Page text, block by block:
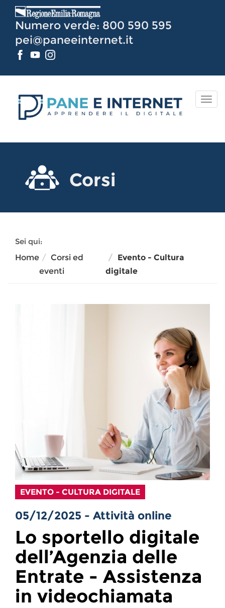
Contenuto
Numero verde: 800 590 595
pei@paneeinternet.it
Corsi
Sei qui:
Home
Corsi ed
eventi
Evento - Cultura
digitale
EVENTO - CULTURA DIGITALE
05/12/2025 - Attività online
Lo sportello digitale
dell’Agenzia delle
Entrate - Assistenza
in videochiamata